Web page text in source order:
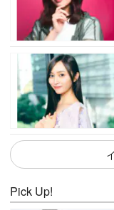
Pick Up!